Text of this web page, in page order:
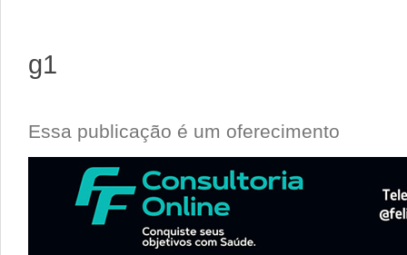
g1
Essa publicação é um oferecimento